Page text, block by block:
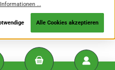
zzgl.Versandkosten
nicht anders angegeben.
...
Alle Cookies akzeptieren